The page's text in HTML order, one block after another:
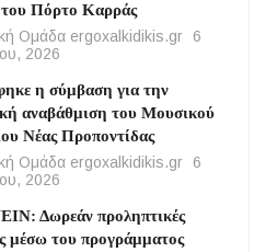
του Πόρτο Καρράς
Ομάδα ergoxalkidikis.gr
6
2026
η σύμβαση για την
αναβάθμιση του Μουσικού
Νέας Προποντίδας
Ομάδα ergoxalkidikis.gr
6
2026
Δωρεάν προληπτικές
μέσω του προγράμματος